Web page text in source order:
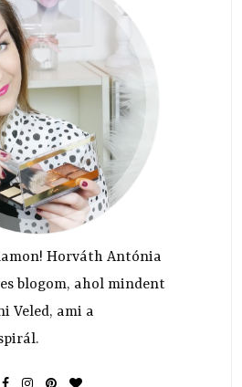
Horváth Antónia
blogom, ahol mindent
Veled, ami a